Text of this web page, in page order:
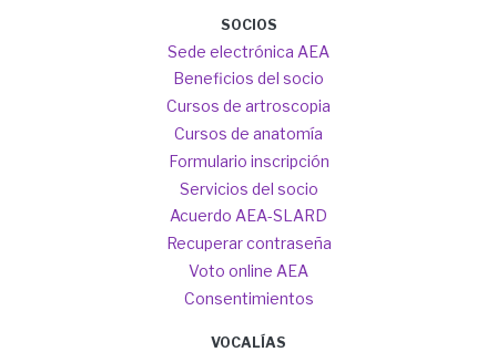
SOCIOS
Sede electrónica AEA
Beneficios del socio
Cursos de artroscopia
Cursos de anatomía
Formulario inscripción
Servicios del socio
Acuerdo AEA-SLARD
Recuperar contraseña
Voto online AEA
Consentimientos
VOCALÍAS